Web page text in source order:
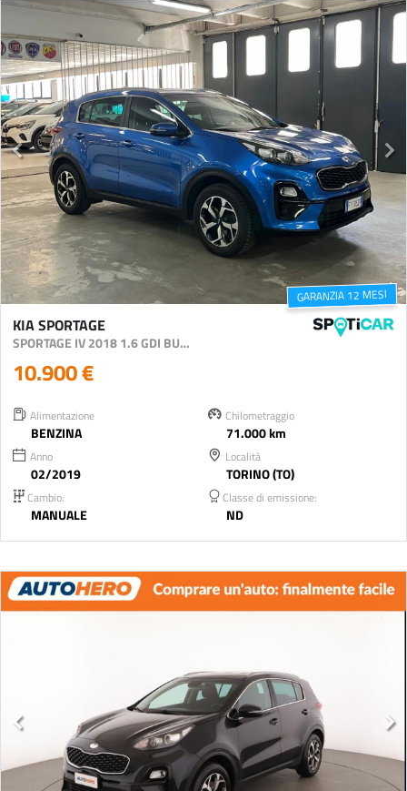
GARANZIA 12 MESI
KIA SPORTAGE
SPORTAGE IV 2018 1.6 GDI BUSINESS CLASS ADAS PACK 2WD 132CV
10.900 €
Alimentazione
BENZINA
Chilometraggio
71.000 km
Anno
02/2019
Località
TORINO (TO)
Cambio:
MANUALE
Classe di emissione:
ND